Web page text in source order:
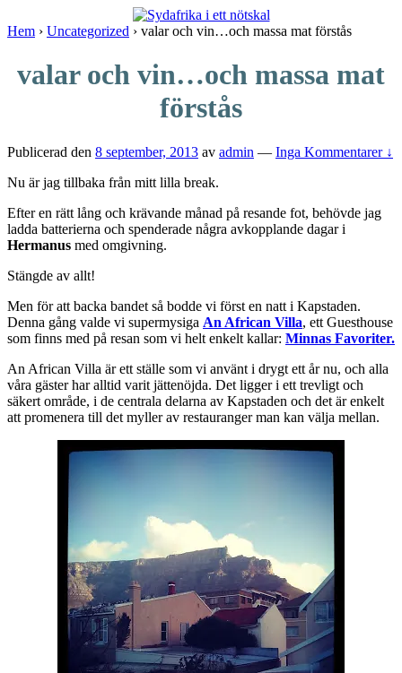
Skip
Content
Hem › Uncategorized › valar och vin…och massa mat förstås
valar och vin…och massa mat
förstås
Publicerad den 8 september, 2013 av admin — Inga Kommentarer ↓
Nu är jag tillbaka från mitt lilla break.
Efter en rätt lång och krävande månad på resande fot, behövde jag
ladda batterierna och spenderade några avkopplande dagar i
Hermanus med omgivning.
Stängde av allt!
Men för att backa bandet så bodde vi först en natt i Kapstaden.
Denna gång valde vi supermysiga An African Villa, ett Guesthouse
som finns med på resan som vi helt enkelt kallar: Minnas Favoriter.
An African Villa är ett ställe som vi använt i drygt ett år nu, och alla
våra gäster har alltid varit jättenöjda. Det ligger i ett trevligt och
säkert område, i de centrala delarna av Kapstaden och det är enkelt
att promenera till det myller av restauranger man kan välja mellan.